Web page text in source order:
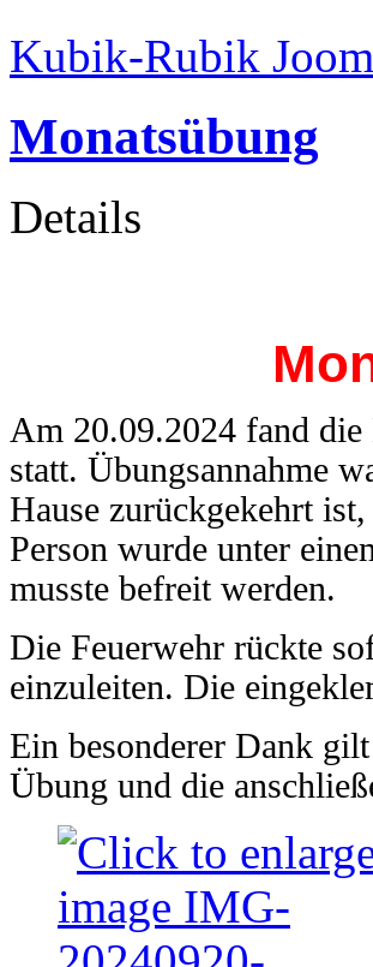
Kubik-Rubik
Monatsübung
Details
Am 20.09.2024 fand
statt. Übungsannahme
Hause zurückgekehrt
Person wurde unter
musste befreit werden.
Die Feuerwehr rückte
einzuleiten. Die
Ein besonderer Dank
Übung und die